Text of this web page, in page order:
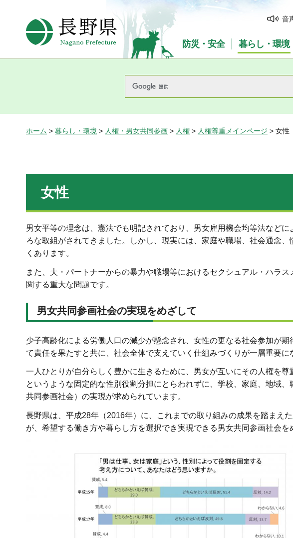
長野県Nagano Prefecture
音
防災・安全 暮らし・環境
ホーム > 暮らし・環境 > 人権・男女共同参画 > 人権 > 人権尊重メインページ > 女性
女性
男女平等の理念は、憲法でも明記されており、男女雇用機会均等法など
ろな取組がされてきました。しかし、現実には、家庭や職場、社会通念
くあります。
また、夫・パートナーからの暴力や職場等におけるセクシュアル・ハラ
関する重大な問題です。
男女共同参画社会の実現をめざして
少子高齢化による労働人口の減少が懸念され、女性の更なる社会参加が
て責任を果たすと共に、社会全体で支えていく仕組みづくりが一層重要に
一人ひとりが自分らしく豊かに生きるために、男女が互いにその人権を
というような固定的な性別役割分担にとらわれずに、学校、家庭、地域
共同参画社会）の実現が求められています。
長野県は、平成28年（2016年）に、これまでの取り組みの成果を踏まえた
が、希望する働き方や暮らし方を選択でき実現できる男女共同参画社会を